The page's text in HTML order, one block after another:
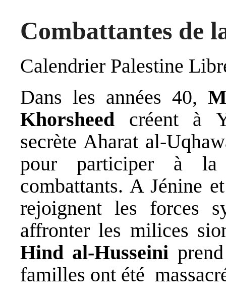
Combattantes de
Calendrier Palestine
Dans les années 40,
Khorsheed créent à
secrète Aharat al-
pour participer à la
combattants. A Jénine
rejoignent les forces
affronter les milices
Hind al-Husseini
familles ont été